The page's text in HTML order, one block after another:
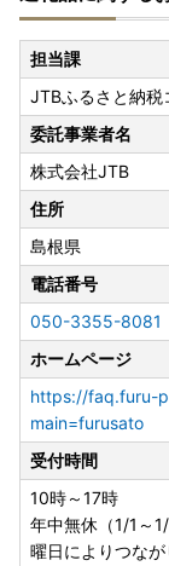
担当課
JTBふるさと納税
委託事業者名
株式会社JTB
住所
島根県
電話番号
050-3355-8081
ホームページ
https://faq.furu-
main=furusato
受付時間
10時～17時
年中無休（1/1～1/
曜日によりつな